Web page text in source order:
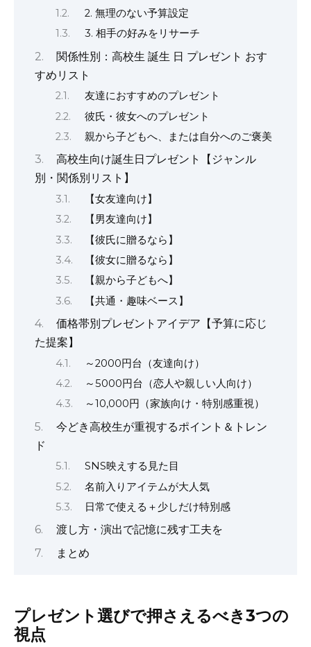
2. 無理のない予算設定
3. 相手の好みをリサーチ
関係性別：高校生 誕生 日 プレゼント おす
すめリスト
友達におすすめのプレゼント
彼氏・彼女へのプレゼント
親から子どもへ、または自分へのご褒美
高校生向け誕生日プレゼント【ジャンル
別・関係別リスト】
【女友達向け】
【男友達向け】
【彼氏に贈るなら】
【彼女に贈るなら】
【親から子どもへ】
【共通・趣味ベース】
価格帯別プレゼントアイデア【予算に応じ
た提案】
～2000円台（友達向け）
～5000円台（恋人や親しい人向け）
～10,000円（家族向け・特別感重視）
今どき高校生が重視するポイント＆トレン
ド
SNS映えする見た目
名前入りアイテムが大人気
日常で使える＋少しだけ特別感
渡し方・演出で記憶に残す工夫を
まとめ
プレゼント選びで押さえるべき3つの
視点